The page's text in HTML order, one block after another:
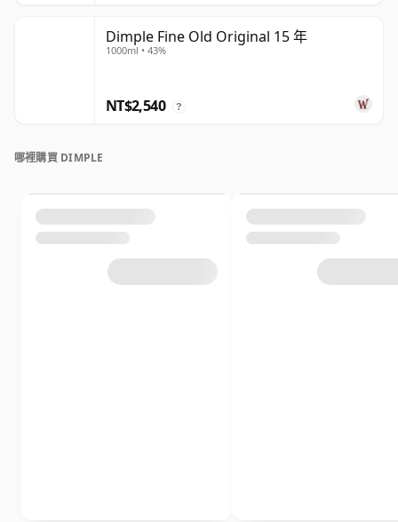
Dimple Fine Old Original 15 年
1000ml • 43%
NT$2,540 ?
哪裡購買 DIMPLE